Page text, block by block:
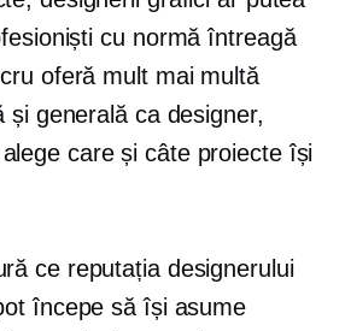
cu normă întreagă
oferă mult mai multă
și generală ca designer,
care și câte proiecte își
ce reputația designerului
începe să își asume